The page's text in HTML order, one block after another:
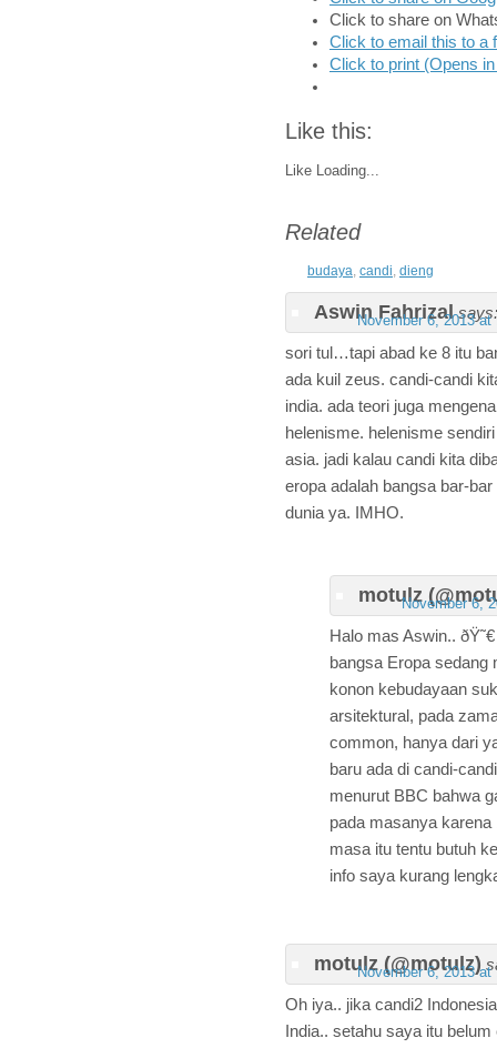
Click to share on
Click to email this to a
Click to print (Opens
Like this:
Like Loading...
Related
budaya, candi, dieng
Aswin Fahrizal says:
November 6, 2013 at
sori tul…tapi abad ke 8 itu
ada kuil zeus. candi-candi
india. ada teori juga
helenisme. helenisme
asia. jadi kalau candi kita
eropa adalah bangsa bar-
dunia ya. IMHO.
motulzNovember 6,
Halo mas Aswin..
bangsa Eropa sedang
konon kebudayaan
arsitektural, pada
common, hanya dari
baru ada di candi-
menurut BBC bahwa
pada masanya
masa itu tentu butuh
info saya kurang
motulz (@motulz)
November 6, 2013 at
Oh iya.. jika candi2
India.. setahu saya itu